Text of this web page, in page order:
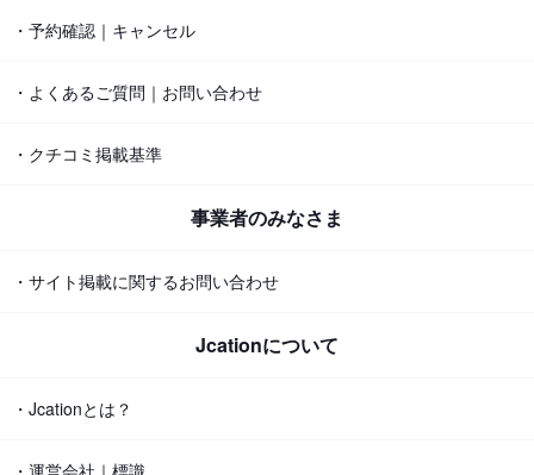
・予約確認｜キャンセル
・よくあるご質問｜お問い合わせ
・クチコミ掲載基準
事業者のみなさま
・サイト掲載に関するお問い合わせ
Jcationについて
・Jcationとは？
・運営会社｜標識